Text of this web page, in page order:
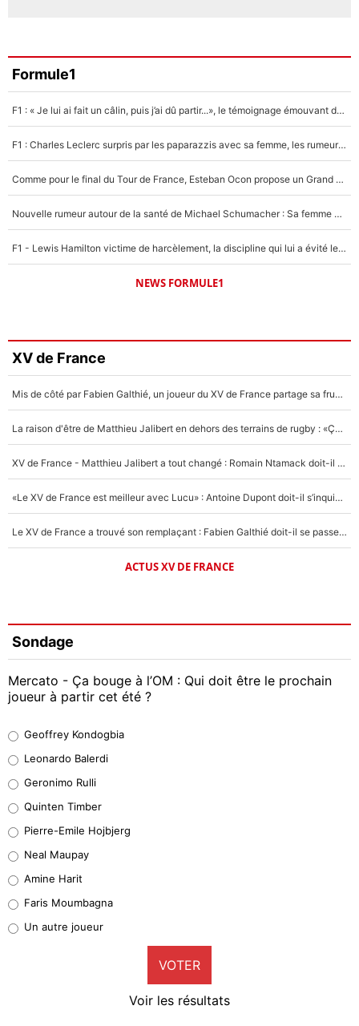
Formule1
F1 : « Je lui ai fait un câlin, puis j’ai dû partir...», le témoignage émouvant de Max Verstappen sur sa fille
F1 : Charles Leclerc surpris par les paparazzis avec sa femme, les rumeurs étaient vraies !
Comme pour le final du Tour de France, Esteban Ocon propose un Grand Prix de Formule 1 à Paris : «Autour de l’Arc de Triomphe, ce serait génial» !
Nouvelle rumeur autour de la santé de Michael Schumacher : Sa femme Corinna sort du silence
F1 - Lewis Hamilton victime de harcèlement, la discipline qui lui a évité le pire : «J'aurais probablement mal tourné»
NEWS FORMULE1
XV de France
Mis de côté par Fabien Galthié, un joueur du XV de France partage sa frustration : «ils ne me l’ont pas dit tout de suite»
La raison d'être de Matthieu Jalibert en dehors des terrains de rugby : «Ça m'atteint autant que si tu touches à un membre de ma famille»
XV de France - Matthieu Jalibert a tout changé : Romain Ntamack doit-il s’inquiéter pour sa place à un an de la Coupe du monde ?
«Le XV de France est meilleur avec Lucu» : Antoine Dupont doit-il s’inquiéter pour sa place ?
Le XV de France a trouvé son remplaçant : Fabien Galthié doit-il se passer d'Antoine Dupont ?
ACTUS XV DE FRANCE
Sondage
Mercato - Ça bouge à l’OM : Qui doit être le prochain
joueur à partir cet été ?
38%
32%
5%
1%
9%
Geoffrey Kondogbia
Leonardo Balerdi
Geronimo Rulli
Quinten Timber
Pierre-Emile Hojbjerg
Neal Maupay
Amine Harit
Faris Moumbagna
Un autre joueur
VOTER
Voir les résultats